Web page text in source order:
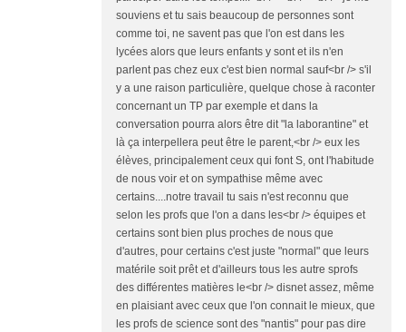
souviens et tu sais beaucoup de personnes sont
comme toi, ne savent pas que l'on est dans les
lycées alors que leurs enfants y sont et ils n'en
parlent pas chez eux c'est bien normal sauf<br /> s'il
y a une raison particulière, quelque chose à raconter
concernant un TP par exemple et dans la
conversation pourra alors être dit "la laborantine" et
là ça interpellera peut être le parent,<br /> eux les
élèves, principalement ceux qui font S, ont l'habitude
de nous voir et on sympathise même avec
certains....notre travail tu sais n'est reconnu que
selon les profs que l'on a dans les<br /> équipes et
certains sont bien plus proches de nous que
d'autres, pour certains c'est juste "normal" que leurs
matérile soit prêt et d'ailleurs tous les autre sprofs
des différentes matières le<br /> disnet assez, même
en plaisiant avec ceux que l'on connait le mieux, que
les profs de science sont des "nantis" pour pas dire